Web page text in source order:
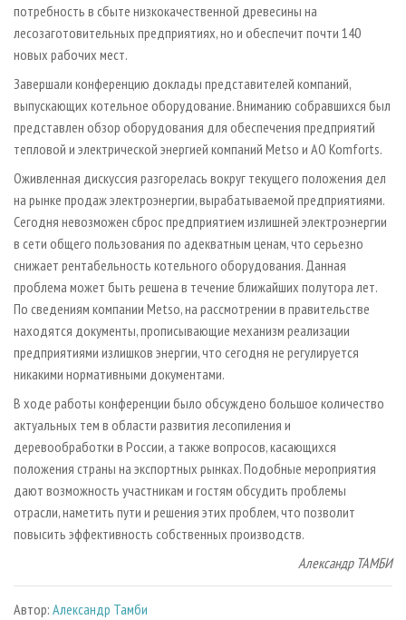
потребность в сбыте низкокачественной древесины на
лесозаготовительных предприятиях, но и обеспечит почти 140
новых рабочих мест.
Завершали конференцию доклады представителей компаний,
выпускающих котельное оборудование. Вниманию собравшихся был
представлен обзор оборудования для обеспечения предприятий
тепловой и электрической энергией компаний Metso и АО Komforts.
Оживленная дискуссия разгорелась вокруг текущего положения дел
на рынке продаж электроэнергии, вырабатываемой предприятиями.
Сегодня невозможен сброс предприятием излишней электроэнергии
в сети общего пользования по адекватным ценам, что серьезно
снижает рентабельность котельного оборудования. Данная
проблема может быть решена в течение ближайших полутора лет.
По сведениям компании Metso, на рассмотрении в правительстве
находятся документы, прописывающие механизм реализации
предприятиями излишков энергии, что сегодня не регулируется
никакими нормативными документами.
В ходе работы конференции было обсуждено большое количество
актуальных тем в области развития лесопиления и
деревообработки в России, а также вопросов, касающихся
положения страны на экспортных рынках. Подобные мероприятия
дают возможность участникам и гостям обсудить проблемы
отрасли, наметить пути и решения этих проблем, что позволит
повысить эффективность собственных производств.
Александр ТАМБИ
Автор: Александр Тамби